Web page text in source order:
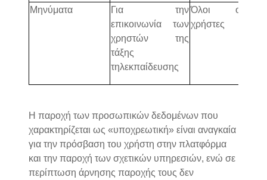
Μηνύματα
Για την
επικοινωνία των
χρηστών της
τάξης
τηλεκπαίδευσης
Όλοι οι
χρήστες
Η παροχή των προσωπικών δεδομένων που
χαρακτηρίζεται ως «υποχρεωτική» είναι αναγκαία
για την πρόσβαση του χρήστη στην πλατφόρμα
και την παροχή των σχετικών υπηρεσιών, ενώ σε
περίπτωση άρνησης παροχής τους δεν